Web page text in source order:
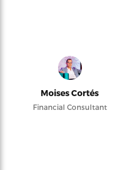
Moises Cortés
Financial Consultant